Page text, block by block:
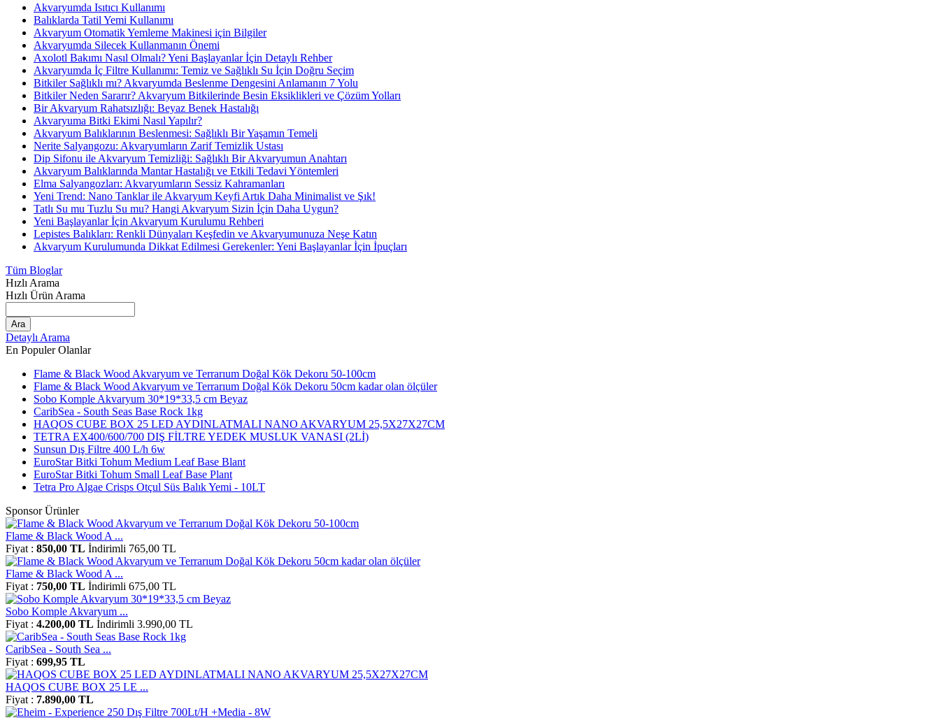
Akvaryumda Isıtıcı Kullanımı
Balıklarda Tatil Yemi Kullanımı
Akvaryum Otomatik Yemleme Makinesi için Bilgiler
Akvaryumda Silecek Kullanmanın Önemi
Axolotl Bakımı Nasıl Olmalı? Yeni Başlayanlar İçin Detaylı Rehber
Akvaryumda İç Filtre Kullanımı: Temiz ve Sağlıklı Su İçin Doğru Seçim
Bitkiler Sağlıklı mı? Akvaryumda Beslenme Dengesini Anlamanın 7 Yolu
Bitkiler Neden Sararır? Akvaryum Bitkilerinde Besin Eksiklikleri ve Çözüm Yolları
Bir Akvaryum Rahatsızlığı: Beyaz Benek Hastalığı
Akvaryuma Bitki Ekimi Nasıl Yapılır?
Akvaryum Balıklarının Beslenmesi: Sağlıklı Bir Yaşamın Temeli
Nerite Salyangozu: Akvaryumların Zarif Temizlik Ustası
Dip Sifonu ile Akvaryum Temizliği: Sağlıklı Bir Akvaryumun Anahtarı
Akvaryum Balıklarında Mantar Hastalığı ve Etkili Tedavi Yöntemleri
Elma Salyangozları: Akvaryumların Sessiz Kahramanları
Yeni Trend: Nano Tanklar ile Akvaryum Keyfi Artık Daha Minimalist ve Şık!
Tatlı Su mu Tuzlu Su mu? Hangi Akvaryum Sizin İçin Daha Uygun?
Yeni Başlayanlar İçin Akvaryum Kurulumu Rehberi
Lepistes Balıkları: Renkli Dünyaları Keşfedin ve Akvaryumunuza Neşe Katın
Akvaryum Kurulumunda Dikkat Edilmesi Gerekenler: Yeni Başlayanlar İçin İpuçları
Tüm Bloglar
Hızlı Arama
Hızlı Ürün Arama
Ara
Detaylı Arama
En Populer Olanlar
Flame & Black Wood Akvaryum ve Terrarıum Doğal Kök Dekoru 50-100cm
Flame & Black Wood Akvaryum ve Terrarıum Doğal Kök Dekoru 50cm kadar olan ölçüler
Sobo Komple Akvaryum 30*19*33,5 cm Beyaz
CaribSea - South Seas Base Rock 1kg
HAQOS CUBE BOX 25 LED AYDINLATMALI NANO AKVARYUM 25,5X27X27CM
TETRA EX400/600/700 DIŞ FİLTRE YEDEK MUSLUK VANASI (2Lİ)
Sunsun Dış Filtre 400 L/h 6w
EuroStar Bitki Tohum Medium Leaf Base Blant
EuroStar Bitki Tohum Small Leaf Base Plant
Tetra Pro Algae Crisps Otçul Süs Balık Yemi - 10LT
Sponsor Ürünler
Flame & Black Wood A ...
Fiyat : 850,00 TL İndirimli 765,00 TL
Flame & Black Wood A ...
Fiyat : 750,00 TL İndirimli 675,00 TL
Sobo Komple Akvaryum ...
Fiyat : 4.200,00 TL İndirimli 3.990,00 TL
CaribSea - South Sea ...
Fiyat : 699,95 TL
HAQOS CUBE BOX 25 LE ...
Fiyat : 7.890,00 TL